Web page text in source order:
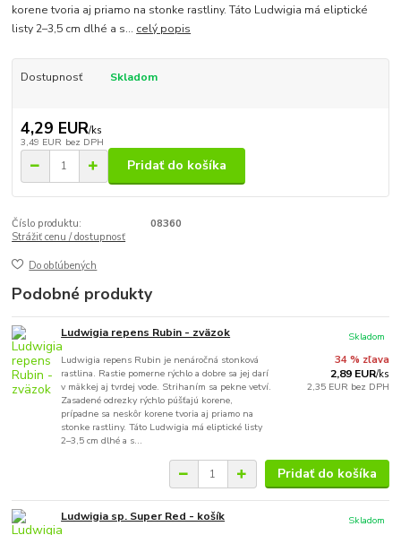
korene tvoria aj priamo na stonke rastliny. Táto Ludwigia má eliptické
listy 2–3,5 cm dlhé a s... celý popis
Dostupnosť Skladom
4,29 EUR/ks
3,49 EUR bez DPH
Pridať do košíka
Číslo produktu:
08360
Strážiť cenu / dostupnosť
Do obľúbených
Podobné produkty
Ludwigia repens Rubin - zväzok
Ludwigia repens Rubin je nenáročná stonková
rastlina. Rastie pomerne rýchlo a dobre sa jej darí
v mäkkej aj tvrdej vode. Strihaním sa pekne vetví.
Zasadené odrezky rýchlo púšťajú korene,
prípadne sa neskôr korene tvoria aj priamo na
stonke rastliny. Táto Ludwigia má eliptické listy
2–3,5 cm dlhé a s...
34 % zľava
2,89 EUR/ks
2,35 EUR bez DPH
Skladom
Pridať do košíka
Ludwigia sp. Super Red - košík Skladom